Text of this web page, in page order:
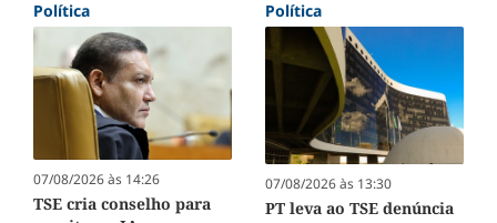
Política
07/08/2026 às 14:26
TSE cria conselho para
Política
07/08/2026 às 13:30
PT leva ao TSE denúncia